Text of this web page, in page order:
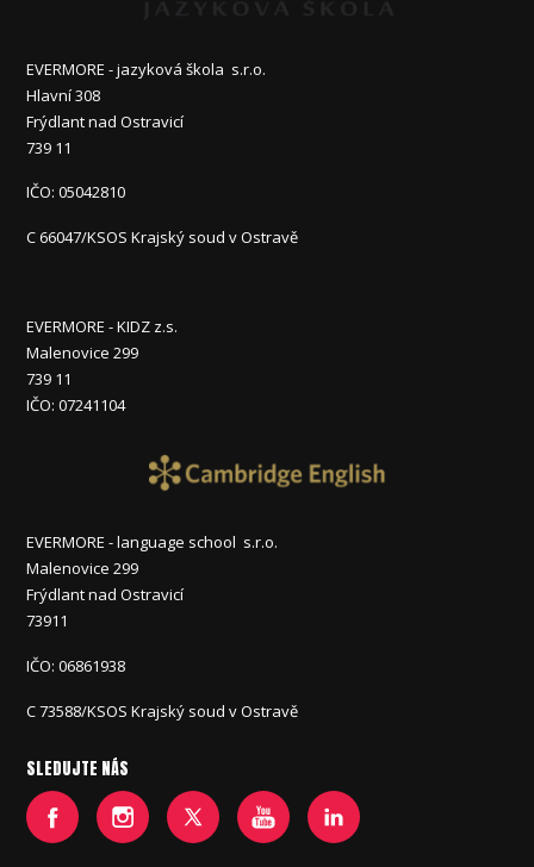
EVERMORE - jazyková škola s.r.o.
Hlavní 308
Frýdlant nad Ostravicí
739 11
IČO: 05042810
C 66047/KSOS Krajský soud v Ostravě
EVERMORE - KIDZ z.s.
Malenovice 299
739 11
IČO: 07241104
EVERMORE - language school s.r.o.
Malenovice 299
Frýdlant nad Ostravicí
73911
IČO: 06861938
C 73588/KSOS Krajský soud v Ostravě
SLEDUJTE NÁS